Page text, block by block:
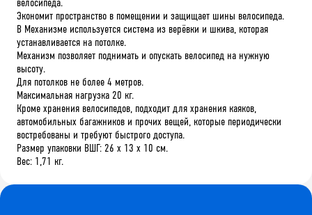
Экономит пространство в помещении и защищает шины велосипеда.
В Механизме используется система из верёвки и шкива, которая
устанавливается на потолке.
Механизм позволяет поднимать и опускать велосипед на нужную
высоту.
Для потолков не более 4 метров.
Максимальная нагрузка 20 кг.
Кроме хранения велосипедов, подходит для хранения каяков,
автомобильных багажников и прочих вещей, которые периодически
востребованы и требуют быстрого доступа.
Размер упаковки ВШГ: 26 x 13 x 10 см.
Вес: 1,71 кг.